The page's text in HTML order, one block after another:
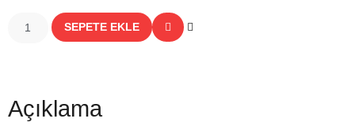
SEPETE EKLE
Açıklama